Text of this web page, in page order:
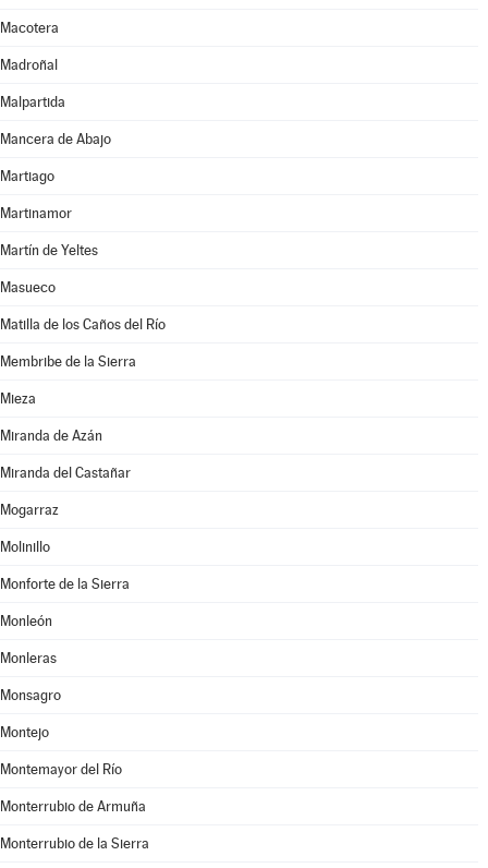
Macotera
Madroñal
Malpartida
Mancera de Abajo
Martiago
Martinamor
Martín de Yeltes
Masueco
Matilla de los Caños del Río
Membribe de la Sierra
Mieza
Miranda de Azán
Miranda del Castañar
Mogarraz
Molinillo
Monforte de la Sierra
Monleón
Monleras
Monsagro
Montejo
Montemayor del Río
Monterrubio de Armuña
Monterrubio de la Sierra